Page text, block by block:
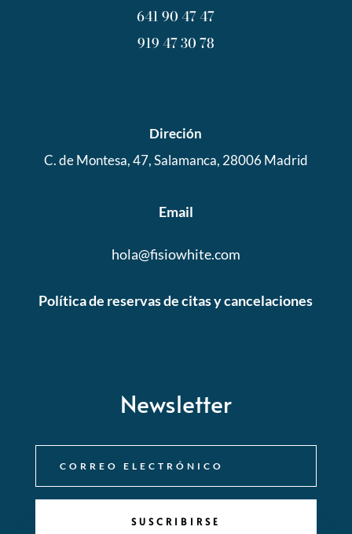
641 90 47 47
919 47 30 78
Direción
C. de Montesa, 47, Salamanca, 28006 Madrid
Email
hola@fisiowhite.com
Política de reservas de citas y cancelaciones
Newsletter
SUSCRIBIRSE